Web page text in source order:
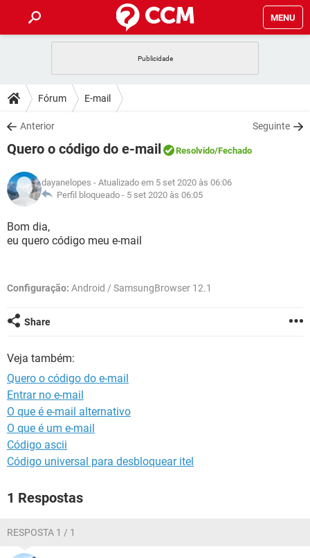
MENU
CELULAR
OUTLOOK
INSTAGRAM GMAIL
GUIA DE COMPRAS
DICAS
JOGOS
INSTAGRAM GMAIL
GUIA DE COMPRAS
DOWNLOADS
JOGOS WHATSAPP
CELULAR
OUTLOOK EXCEL
INSTAGRAM
GUIA DE COMPRAS
FÓRUM
JOGOS WHATSAPP
CELULAR
OUTLOOK
GLOSSÁRIO
JOGOS
CELULAR
INSTAGRAM GMAIL
GUIA DE COMPRAS
Fórum E-mail
Anterior Seguinte
Quero o código do e-mail Resolvido/Fechado
dayanelopes - Atualizado em 5 set 2020 às 06:06
Perfil bloqueado - 5 set 2020 às 06:05
Bom dia,
eu quero código meu e-mail
Configuração: Android / SamsungBrowser 12.1
Share
Veja também:
Quero o código do e-mail
Entrar no e-mail
O que é e-mail alternativo
O que é um e-mail
Código ascii
Código universal para desbloquear itel
1 Respostas
RESPOSTA 1 / 1